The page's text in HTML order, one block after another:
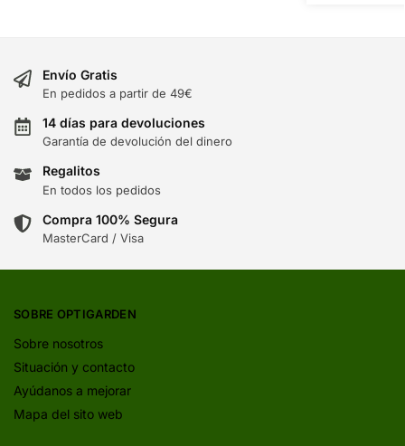
Envío Gratis
En pedidos a partir de 49€
14 días para devoluciones
Garantía de devolución del dinero
Regalitos
En todos los pedidos
Compra 100% Segura
MasterCard / Visa
SOBRE OPTIGARDEN
Sobre nosotros
Situación y contacto
Ayúdanos a mejorar
Mapa del sito web